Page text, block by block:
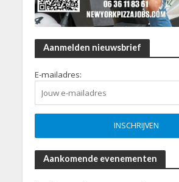
Aanmelden nieuwsbrief
E-mailadres:
Aankomende evenementen